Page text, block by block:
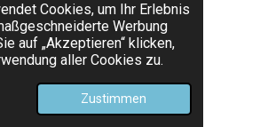
Cookies, um Ihr Erlebnis
Werbung
auf „Akzeptieren“ klicken,
aller Cookies zu.
Zustimmen